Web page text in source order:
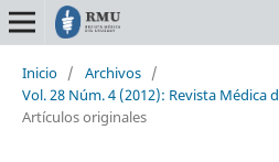
Inicio / Archivos /
Vol. 28 Núm. 4 (2012): Revista Médica
Artículos originales